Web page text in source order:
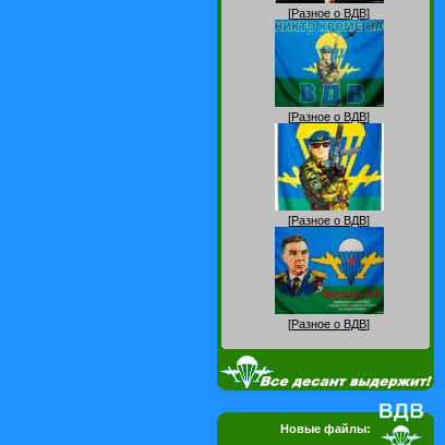
[Разное о ВДВ]
[Разное о ВДВ]
[Разное о ВДВ]
[Разное о ВДВ]
Новые файлы: